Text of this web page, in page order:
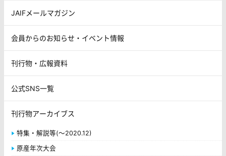
JAIFメールマガジン
会員からのお知らせ・イベント情報
刊行物・広報資料
公式SNS一覧
刊行物アーカイブス
特集・解説等(～2020.12)
原産年次大会